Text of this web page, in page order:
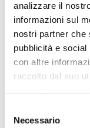
analizzare il
informazioni sul
nostri partner che
pubblicità e
con altre
raccolto dal suo
delNecessario